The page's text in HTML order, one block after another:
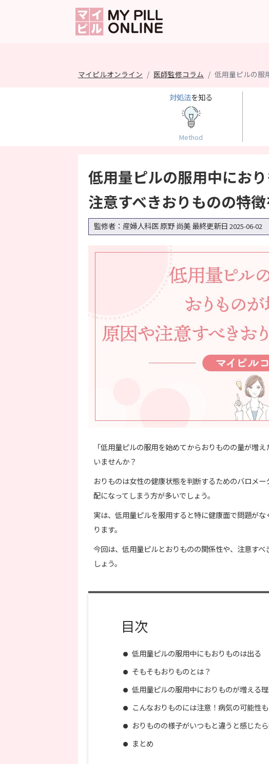
マイピルオンライン 医師監修コラム 低用量ピルの服
対処法を知る
Method
低用量ピルの服用中にお
注意すべきおりものの特
監修者：産婦人科医 原野 尚美最終更新日 2025-06-02
「低用量ピルの服用を始めてからおりものの量が増
いませんか？
おりものは女性の健康状態を判断するためのバロメ
配になってしまう方が多いでしょう。
実は、低用量ピルを服用すると特に健康面で問題が
ります。
今回は、低用量ピルとおりものの関係性や、注意す
しょう。
目次
低用量ピルの服用中にもおりものは出る
そもそもおりものとは？
低用量ピルの服用中におりものが増える
こんなおりものには注意！病気の可能性も
おりものの様子がいつもと違うと感じた
まとめ